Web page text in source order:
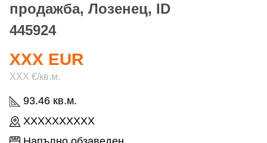
продажба, Лозенец, ID
445924
93.46 кв.м.
XXXXXXXXXX
XXX EUR
XXX €/кв.м.